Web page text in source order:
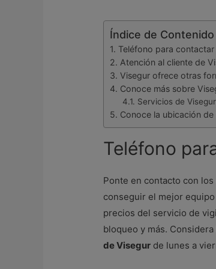
Índice de Contenido
Teléfono para
Atención al cliente de
Visegur ofrece otras
Conoce más sobre
Servicios de Visegur
Conoce la ubicación de
Teléfono
Ponte en contacto con
conseguir el mejor
precios del servicio de
bloqueo y más.
de Visegur de lunes a